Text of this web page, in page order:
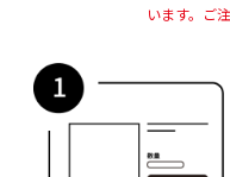
います。 ご